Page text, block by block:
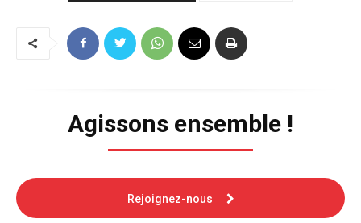
Agissons ensemble !
Rejoignez-nous